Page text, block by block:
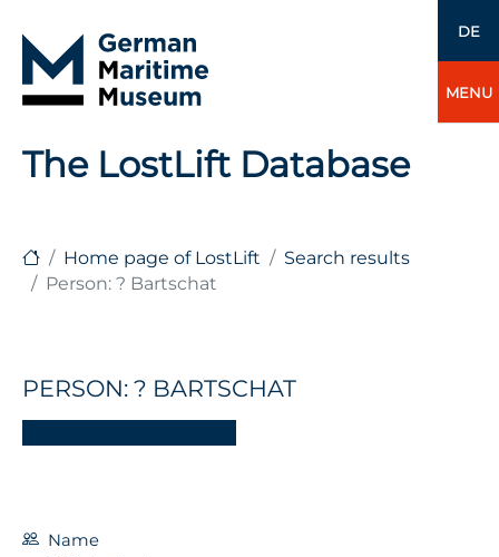
DE
MENU
The LostLift Database
Home page of LostLift
Search results
Person: ? Bartschat
PERSON: ? BARTSCHAT
Name